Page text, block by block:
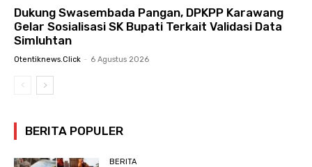
Dukung Swasembada Pangan, DPKPP Karawang
Gelar Sosialisasi SK Bupati Terkait Validasi Data
Simluhtan
Otentiknews.click - 6 Agustus 2026
BERITA POPULER
BERITA